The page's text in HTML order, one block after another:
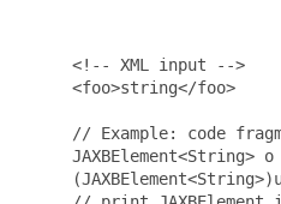
     <!-- XML input -->
     <foo>string</foo>
// Example: code
JAXBElement<String> o